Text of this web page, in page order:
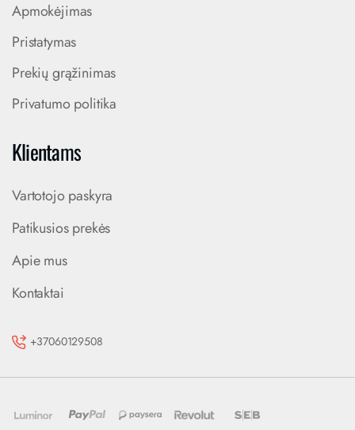
Apmokėjimas
Pristatymas
Prekių grąžinimas
Privatumo politika
Klientams
Vartotojo paskyra
Patikusios prekės
Apie mus
Kontaktai
+37060129508